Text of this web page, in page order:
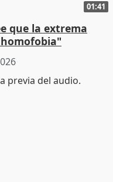
01:41
que la extrema